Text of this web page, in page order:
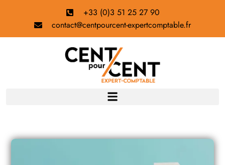
+33 (0)3 51 25 27 90
contact@centpourcent-expertcomptable.fr